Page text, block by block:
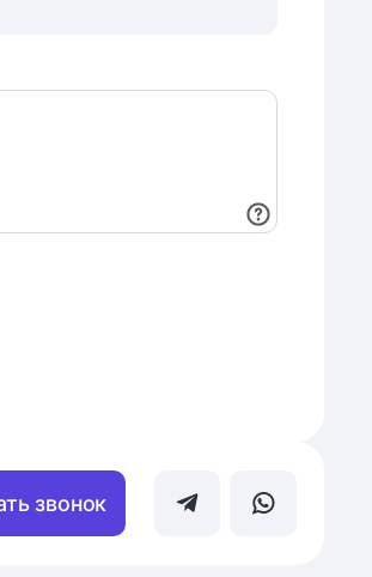
звонок